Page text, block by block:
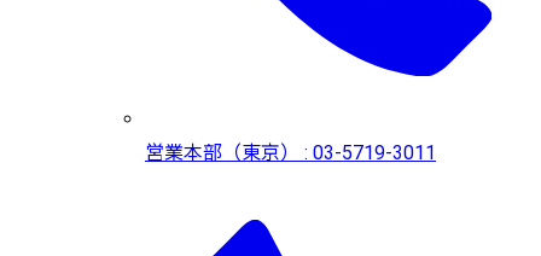
営業本部（東京） : 03-5719-3011